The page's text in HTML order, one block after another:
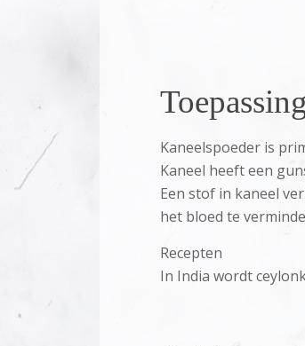
Kaneelspoeder is
Kaneel heeft een
Een stof in kaneel
het bloed te
Recepten
In India wordt